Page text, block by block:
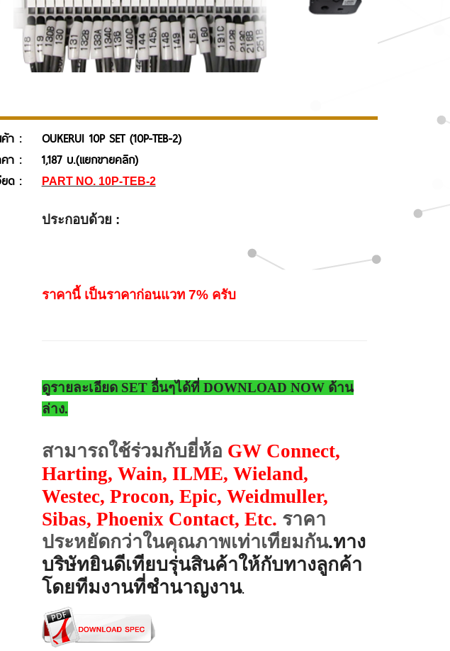
า :
OUKERUI 10P SET (10P-TEB-2)
า :
1,187 บ.(แยกขายคลิก)
ยด :
PART NO. 10P-TEB-2
ประกอบด้วย :
ราคานี้ เป็นราคาก่อนแวท 7% ครับ
ดูรายละเอียด SET อื่นๆได้ที่ DOWNLOAD NOW ด้าน
ล่าง.
สามารถใช้ร่วมกับยี่ห้อ GW Connect,
Harting, Wain, ILME, Wieland,
Westec, Procon, Epic, Weidmuller,
Sibas, Phoenix Contact, Etc. ราคา
ประหยัดกว่าในคุณภาพเท่าเทียมกัน.ทาง
บริษัทยินดีเทียบรุ่นสินค้าให้กับทางลูกค้า
โดยทีมงานที่ชำนาญงาน.